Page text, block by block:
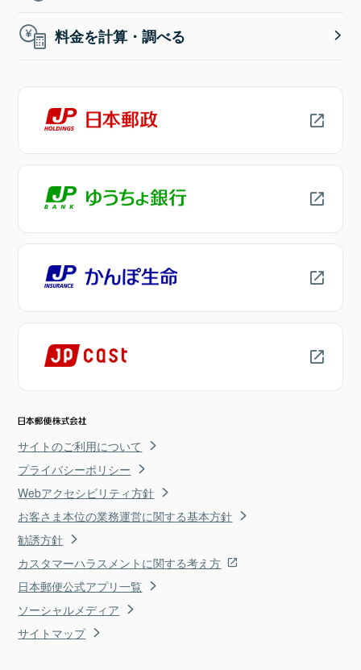
料金を計算・調べる
サイトのご利用について
プライバシーポリシー
Webアクセシビリティ方針
お客さま本位の業務運営に関する基本方針
勧誘方針
カスタマーハラスメントに関する考え方
日本郵便公式アプリ一覧
ソーシャルメディア
サイトマップ